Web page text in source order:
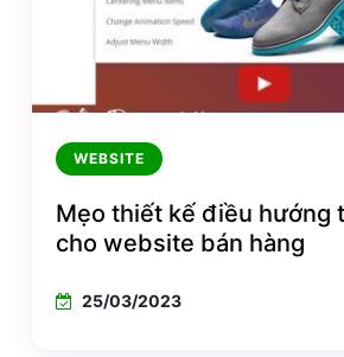
WEBSITE
Mẹo thiết kế điều hướng
cho website bán hàng
25/03/2023